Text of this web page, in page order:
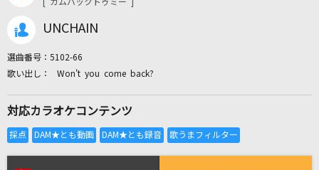
全国りれき
[ カムバックトゥミー ]
UNCHAIN
選曲番号： 5102-66
Won't you come back?
対応カラオケコンテンツ